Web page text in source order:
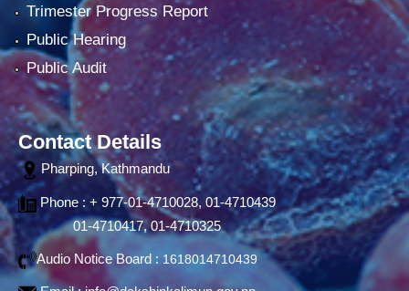
Trimester Progress Report
Public Hearing
Public Audit
Contact Details
Pharping, Kathmandu
Phone : + 977-01-4710028, 01-4710439
01-4710417, 01-4710325
Audio Notice Board : 1618014710439